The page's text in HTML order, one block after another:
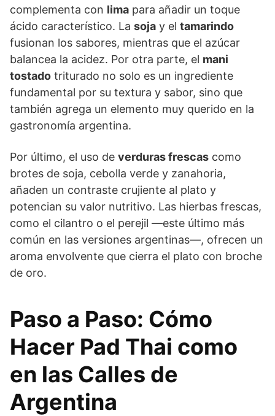
complementa con lima para añadir un toque
ácido característico. La soja y el tamarindo
fusionan los sabores, mientras que el azúcar
balancea la acidez. Por otra parte, el mani
tostado triturado no solo es un ingrediente
fundamental por su textura y sabor, sino que
también agrega un elemento muy querido en la
gastronomía argentina.
Por último, el uso de verduras frescas como
brotes de soja, cebolla verde y zanahoria,
añaden un contraste crujiente al plato y
potencian su valor nutritivo. Las hierbas frescas,
como el cilantro o el perejil —este último más
común en las versiones argentinas—, ofrecen un
aroma envolvente que cierra el plato con broche
de oro.
Paso a Paso: Cómo
Hacer Pad Thai como
en las Calles de
Argentina